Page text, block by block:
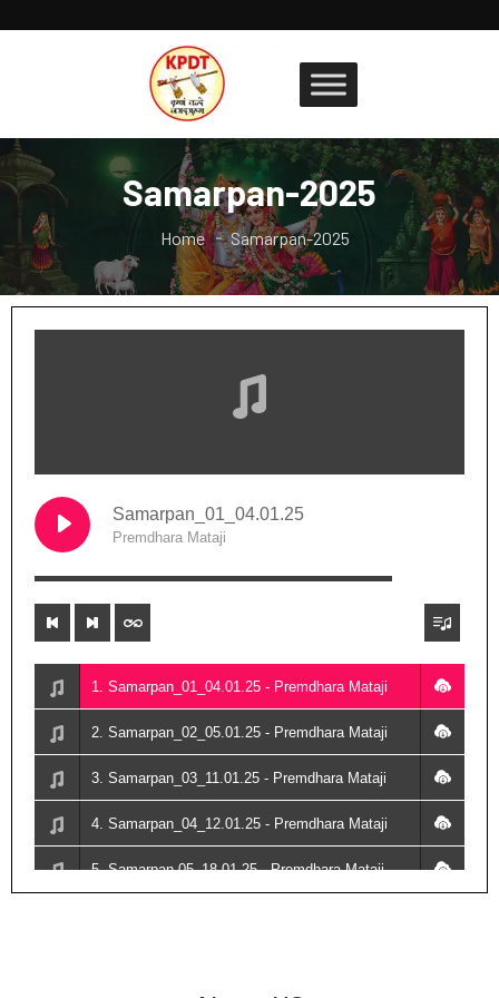
Samarpan-2025
Home Samarpan-2025
Samarpan_01_04.01.25
Premdhara Mataji
1. Samarpan_01_04.01.25 - Premdhara Mataji
2. Samarpan_02_05.01.25 - Premdhara Mataji
3. Samarpan_03_11.01.25 - Premdhara Mataji
4. Samarpan_04_12.01.25 - Premdhara Mataji
5. Samarpan-05_18.01.25 - Premdhara Mataji